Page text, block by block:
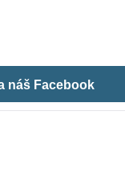
náš Facebook